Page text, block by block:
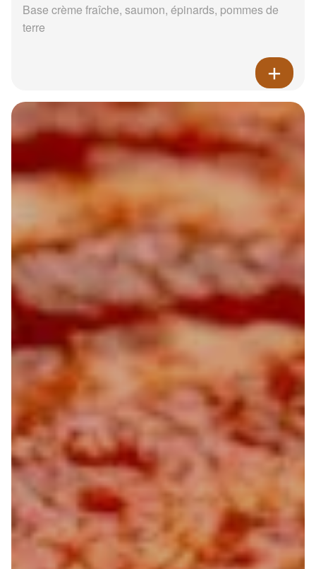
Base crème fraîche, saumon, épinards, pommes de
terre